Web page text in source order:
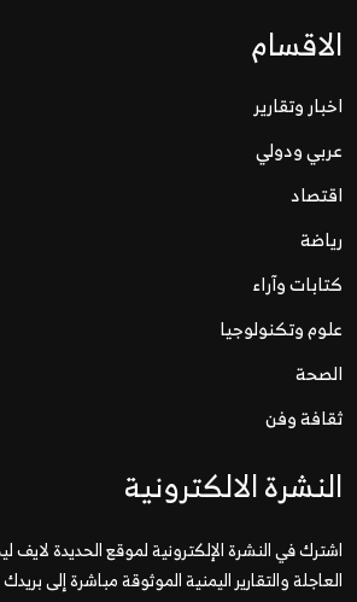
الاقسام
اخبار وتقارير
عربي ودولي
اقتصاد
رياضة
كتابات وآراء
علوم وتكنولوجيا
الصحة
ثقافة وفن
النشرة الالكترونية
اشترك في النشرة الإلكترونية لموقع الحديدة
العاجلة والتقارير اليمنية الموثوقة مباشرة إلى